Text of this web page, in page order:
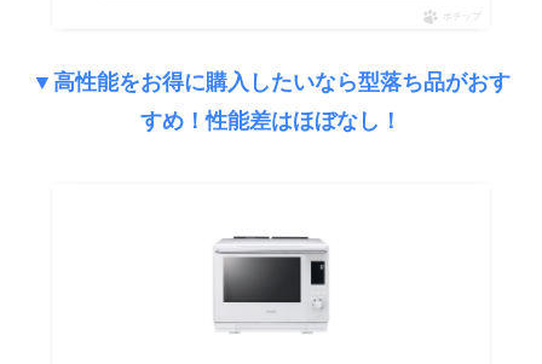
ポチップ
▼高性能をお得に購入したいなら型落ち品がおす
すめ！性能差はほぼなし！